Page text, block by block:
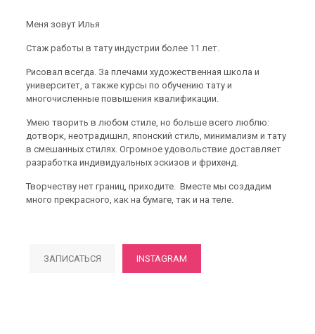
Меня зовут Илья
Стаж работы в тату индустрии более 11 лет.
Рисовал всегда. За плечами художественная школа и
университет, а также курсы по обучению тату и
многочисленные повышения квалификации.
Умею творить в любом стиле, но больше всего люблю:
дотворк, неотрадишнл, японский стиль, минимализм и тату
в смешанных стилях. Огромное удовольствие доставляет
разработка индивидуальных эскизов и фрихенд.
Творчеству нет границ, приходите. Вместе мы создадим
много прекрасного, как на бумаге, так и на теле.
ЗАПИСАТЬСЯ INSTAGRAM